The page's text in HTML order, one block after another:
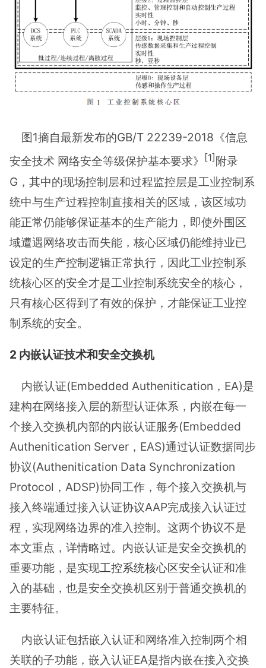
图1摘自最新发布的GB/T 22239-2018《信息
安全技术 网络安全等级保护基本要求》
[1] 附录
G，其中的现场控制层和过程监控层是工业控制系
统中与生产过程控制直接相关的区域，该区域功
能正常仍能够保证基本的生产能力，即使外围区
域遭遇网络攻击而失能，核心区域仍能维持业已
设定的生产控制逻辑正常执行，因此工业控制系
统核心区的安全才是工业控制系统安全的核心，
只有核心区得到了有效的保护，才能保证工业控
制系统的安全。
2 内嵌认证技术和安全交换机
内嵌认证(Embedded Authenitication，EA)是
建构在网络接入层的新型认证体系，内嵌在每一
个接入交换机内部的内嵌认证服务(Embedded
Authenitication Server，EAS)通过认证数据同步
协议(Authenitication Data Synchronization
Protocol，ADSP)协同工作，每个接入交换机与
接入终端通过接入认证协议AAP完成接入认证过
程，实现网络边界的准入控制。这两个协议不是
本文重点，详情略过。内嵌认证是安全交换机的
重要功能，是实现工控系统核心区安全认证和准
入的基础，也是安全交换机区别于普通交换机的
主要特征。
内嵌认证包括嵌入认证和网络准入控制两个相
关联的子功能，嵌入认证EA是指内嵌在接入交换